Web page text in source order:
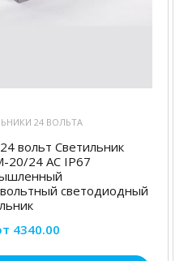
24 ВОЛЬТА
вольт Светильник
24 AC IP67
светодиодный
4340.00